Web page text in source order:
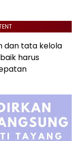
dan tata kelola
harus